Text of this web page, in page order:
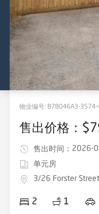
物业编号: B78046A3-
售出价格：
售出时间： 2026-
单元房
3/26 Forster
2 1